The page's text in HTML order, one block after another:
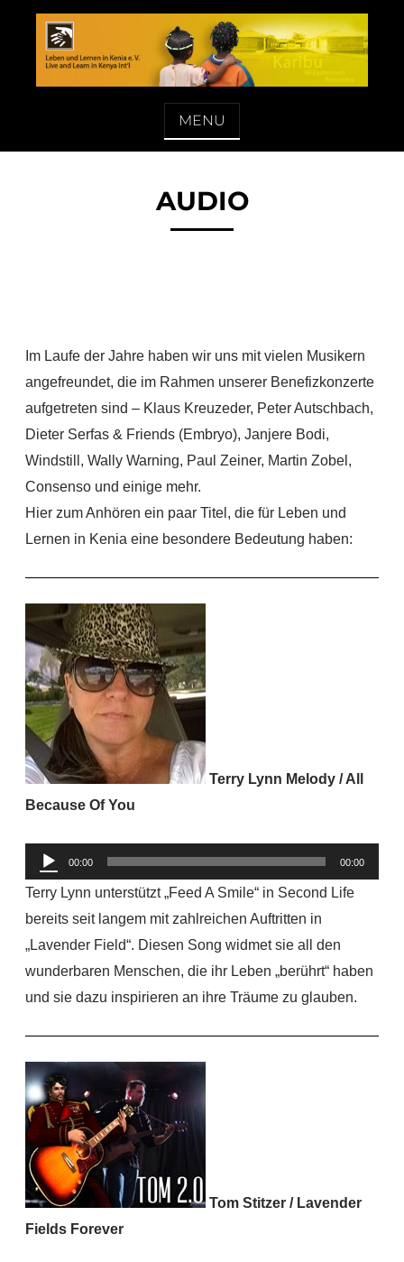
content
LEBEN UND LERNEN IN KENIA E. V.
MENU
AUDIO
Im Laufe der Jahre haben wir uns mit vielen Musikern
angefreundet, die im Rahmen unserer Benefizkonzerte
aufgetreten sind – Klaus Kreuzeder, Peter Autschbach,
Dieter Serfas & Friends (Embryo), Janjere Bodi,
Windstill, Wally Warning, Paul Zeiner, Martin Zobel,
Consenso und einige mehr.
Hier zum Anhören ein paar Titel, die für Leben und
Lernen in Kenia eine besondere Bedeutung haben:
Terry Lynn Melody / All
Because Of You
Audio-
Player
00:00 00:00
Terry Lynn unterstützt „Feed A Smile“ in Second Life
bereits seit langem mit zahlreichen Auftritten in
„Lavender Field“. Diesen Song widmet sie all den
wunderbaren Menschen, die ihr Leben „berührt“ haben
und sie dazu inspirieren an ihre Träume zu glauben.
Tom Stitzer / Lavender
Fields Forever